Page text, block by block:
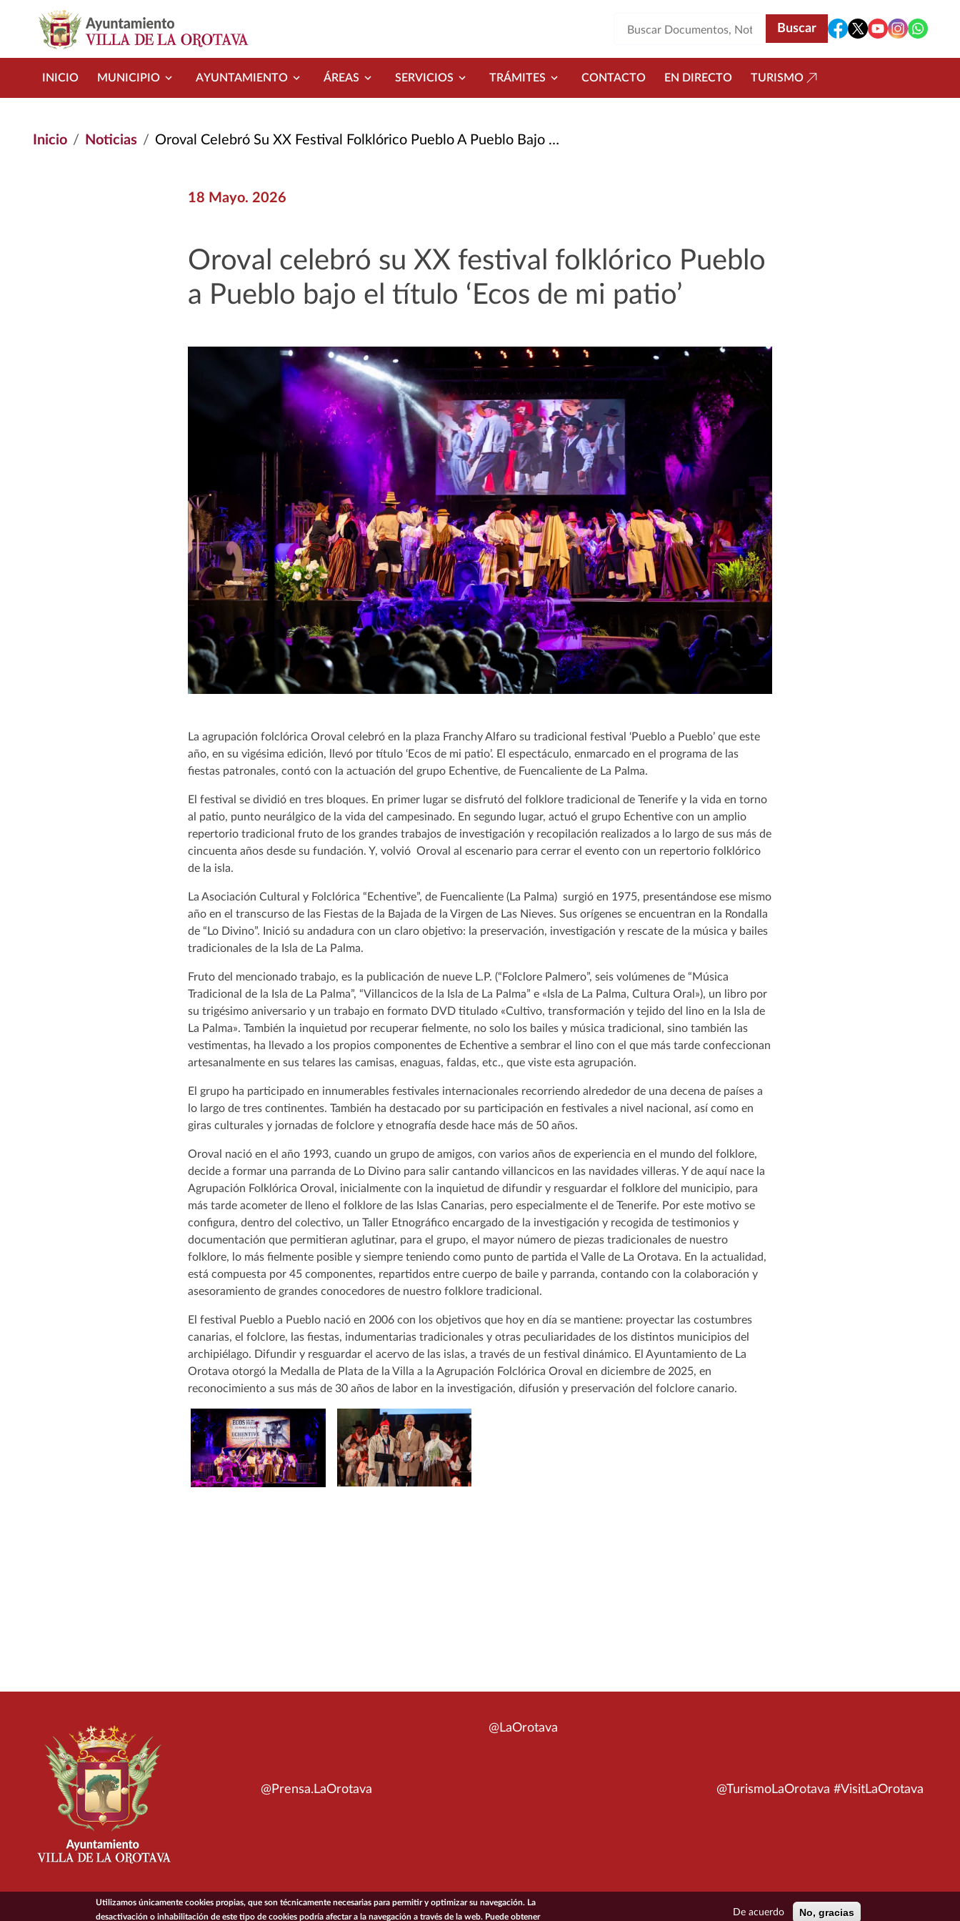
INICIO MUNICIPIO AYUNTAMIENTO ÁREAS SERVICIOS TRÁMITES CONTACTO EN DIRECTO TURISMO
Inicio Noticias Oroval Celebró Su XX Festival Folklórico Pueblo A Pueblo Bajo El Título ‘Ecos de Mi Patio’
18 Mayo. 2026
Oroval celebró su XX festival folklórico Pueblo
a Pueblo bajo el título ‘Ecos de mi patio’
La agrupación folclórica Oroval celebró en la plaza Franchy Alfaro su tradicional festival ‘Pueblo a Pueblo’ que este
año, en su vigésima edición, llevó por título ‘Ecos de mi patio’. El espectáculo, enmarcado en el programa de las
fiestas patronales, contó con la actuación del grupo Echentive, de Fuencaliente de La Palma.
El festival se dividió en tres bloques. En primer lugar se disfrutó del folklore tradicional de Tenerife y la vida en torno
al patio, punto neurálgico de la vida del campesinado. En segundo lugar, actuó el grupo Echentive con un amplio
repertorio tradicional fruto de los grandes trabajos de investigación y recopilación realizados a lo largo de sus más de
cincuenta años desde su fundación. Y, volvió Oroval al escenario para cerrar el evento con un repertorio folklórico
de la isla.
La Asociación Cultural y Folclórica “Echentive”, de Fuencaliente (La Palma) surgió en 1975, presentándose ese mismo
año en el transcurso de las Fiestas de la Bajada de la Virgen de Las Nieves. Sus orígenes se encuentran en la Rondalla
de “Lo Divino”. Inició su andadura con un claro objetivo: la preservación, investigación y rescate de la música y bailes
tradicionales de la Isla de La Palma.
Fruto del mencionado trabajo, es la publicación de nueve L.P. (“Folclore Palmero”, seis volúmenes de “Música
Tradicional de la Isla de La Palma”, “Villancicos de la Isla de La Palma” e «Isla de La Palma, Cultura Oral»), un libro por
su trigésimo aniversario y un trabajo en formato DVD titulado «Cultivo, transformación y tejido del lino en la Isla de
La Palma». También la inquietud por recuperar fielmente, no solo los bailes y música tradicional, sino también las
vestimentas, ha llevado a los propios componentes de Echentive a sembrar el lino con el que más tarde confeccionan
artesanalmente en sus telares las camisas, enaguas, faldas, etc., que viste esta agrupación.
El grupo ha participado en innumerables festivales internacionales recorriendo alrededor de una decena de países a
lo largo de tres continentes. También ha destacado por su participación en festivales a nivel nacional, así como en
giras culturales y jornadas de folclore y etnografía desde hace más de 50 años.
Oroval nació en el año 1993, cuando un grupo de amigos, con varios años de experiencia en el mundo del folklore,
decide a formar una parranda de Lo Divino para salir cantando villancicos en las navidades villeras. Y de aquí nace la
Agrupación Folklórica Oroval, inicialmente con la inquietud de difundir y resguardar el folklore del municipio, para
más tarde acometer de lleno el folklore de las Islas Canarias, pero especialmente el de Tenerife. Por este motivo se
configura, dentro del colectivo, un Taller Etnográfico encargado de la investigación y recogida de testimonios y
documentación que permitieran aglutinar, para el grupo, el mayor número de piezas tradicionales de nuestro
folklore, lo más fielmente posible y siempre teniendo como punto de partida el Valle de La Orotava. En la actualidad,
está compuesta por 45 componentes, repartidos entre cuerpo de baile y parranda, contando con la colaboración y
asesoramiento de grandes conocedores de nuestro folklore tradicional.
El festival Pueblo a Pueblo nació en 2006 con los objetivos que hoy en día se mantiene: proyectar las costumbres
canarias, el folclore, las fiestas, indumentarias tradicionales y otras peculiaridades de los distintos municipios del
archipiélago. Difundir y resguardar el acervo de las islas, a través de un festival dinámico. El Ayuntamiento de La
Orotava otorgó la Medalla de Plata de la Villa a la Agrupación Folclórica Oroval en diciembre de 2025, en
reconocimiento a sus más de 30 años de labor en la investigación, difusión y preservación del folclore canario.
@Prensa.LaOrotava
@LaOrotava
@TurismoLaOrotava #VisitLaOrotava
Utilizamos únicamente cookies propias, que son técnicamente necesarias para permitir y optimizar su navegación. La
desactivación o inhabilitación de este tipo de cookies podría afectar a la navegación a través de la web. Puede obtener
De acuerdo No, gracias